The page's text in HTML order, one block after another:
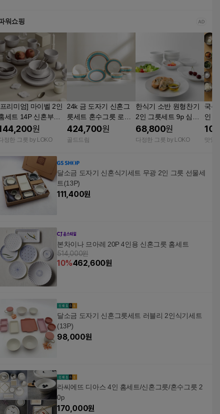
워쇼핑
리미엄] 마이벨 2인
세트 14P 신혼부부
들이 식기 혼수 화이
그릇 접시 세트
원
정한 그릇 by LOKO
24k 금 도자기 신혼그
릇세트 혼수그릇 로열
터키블루 홈세트 2인 7
p
424,700원
골드드림
한식기 소반 원형찬기
2인 그릇세트 9p 심플
한 신혼그릇 화이트식
기세트
68,800원
다정한 그릇 by LOKO
국산
인
접시
맛있
달소금 도자기 신혼식기세트 무광 2인 그릇 선물세
트(13P)
111,400원
본차이나 므아레 20P 4인용 신혼그릇 홈세트
514,000원
10%462,600원
달소금 도자기 신혼그릇세트 러블리 2인식기세트
(13P)
98,000원
라씨에뜨 디아스 4인 홈세트/신혼그릇/혼수그릇 2
0p
170,000원